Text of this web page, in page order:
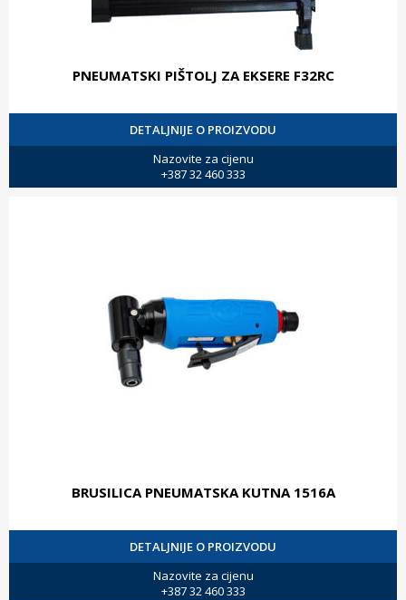
PNEUMATSKI PIŠTOLJ ZA EKSERE F32RC
DETALJNIJE O PROIZVODU
Nazovite za cijenu
+387 32 460 333
BRUSILICA PNEUMATSKA KUTNA 1516A
DETALJNIJE O PROIZVODU
Nazovite za cijenu
+387 32 460 333